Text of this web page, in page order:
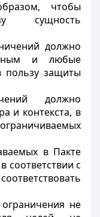
чтобы
сущность
должно
и любые
пользу защиты
должно
и контекста, в
в Пакте
соответствии с
не